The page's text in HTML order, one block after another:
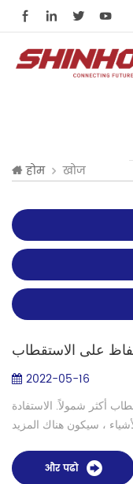
होम खोज
على الاستقطاب
2022-05-16
أكثر شمولاً. الاستفادة
، سيكون هناك المزيد
और पढो